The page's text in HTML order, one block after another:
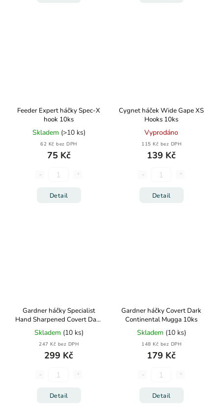
Feeder Expert háčky Spec-X
hook 10ks
Skladem (>10 ks)
62 Kč bez DPH
75 Kč
Detail
Cygnet háček Wide Gape XS
Hooks 10ks
Vyprodáno
115 Kč bez DPH
139 Kč
Detail
Gardner háčky Specialist
Hand Sharpened Covert Dark
Continental Mugga 10ks
Skladem (10 ks)
247 Kč bez DPH
299 Kč
Detail
Gardner háčky Covert Dark
Continental Mugga 10ks
Skladem (10 ks)
148 Kč bez DPH
179 Kč
Detail